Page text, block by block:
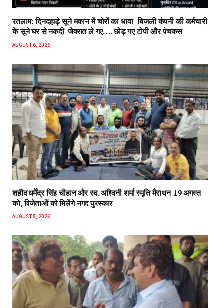
रतलाम: दिनदहाड़े सूने मकान में चोरों का धावा- बिजली कंपनी की कर्मचारी
के सूने घर से नकदी-जेवरात ले गए…. छोड़ गए टोपी और पेचकस
AUGUST 6, 2026
शहीद धर्मेंद्र सिंह चौहान और स्व. अश्विनी शर्मा स्मृति मैराथन 19 अगस्त
को, विजेताओं को मिलेंगे नगद पुरस्कार
AUGUST 5, 2026